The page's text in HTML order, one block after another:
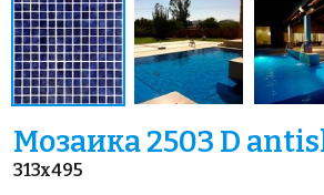
Мозаика 2503 D
313x495